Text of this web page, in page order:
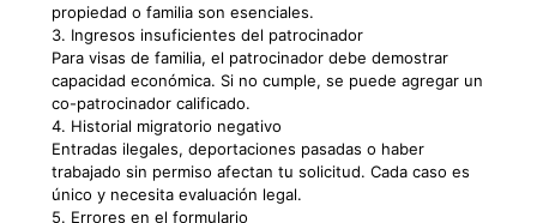
propiedad o familia son esenciales.
3. Ingresos insuficientes del patrocinador
Para visas de familia, el patrocinador debe demostrar
capacidad económica. Si no cumple, se puede agregar un
co-patrocinador calificado.
4. Historial migratorio negativo
Entradas ilegales, deportaciones pasadas o haber
trabajado sin permiso afectan tu solicitud. Cada caso es
único y necesita evaluación legal.
5. Errores en el formulario